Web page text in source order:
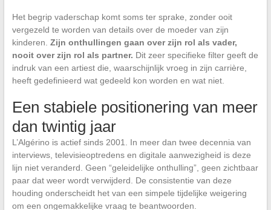
Het begrip vaderschap komt soms ter sprake, zonder ooit
vergezeld te worden van details over de moeder van zijn
kinderen. Zijn onthullingen gaan over zijn rol als vader,
nooit over zijn rol als partner. Dit zeer specifieke filter geeft de
indruk van een artiest die, waarschijnlijk vroeg in zijn carrière,
heeft gedefinieerd wat gedeeld kon worden en wat niet.
Een stabiele positionering van meer
dan twintig jaar
L’Algérino is actief sinds 2001. In meer dan twee decennia van
interviews, televisieoptredens en digitale aanwezigheid is deze
lijn niet veranderd. Geen “geleidelijke onthulling”, geen zichtbaar
paar dat weer wordt verwijderd. De consistentie van deze
houding onderscheidt het van een simpele tijdelijke weigering
om een ongemakkelijke vraag te beantwoorden.